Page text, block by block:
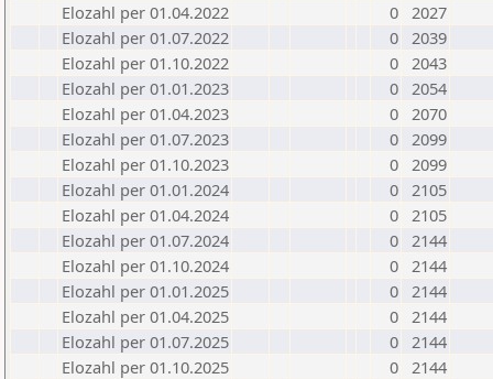
Elozahl per 01.04.2022
0 2027
Elozahl per 01.07.2022
0 2039
Elozahl per 01.10.2022
0 2043
Elozahl per 01.01.2023
0 2054
Elozahl per 01.04.2023
0 2070
Elozahl per 01.07.2023
0 2099
Elozahl per 01.10.2023
0 2099
Elozahl per 01.01.2024
0 2105
Elozahl per 01.04.2024
0 2105
Elozahl per 01.07.2024
0 2144
Elozahl per 01.10.2024
0 2144
Elozahl per 01.01.2025
0 2144
Elozahl per 01.04.2025
0 2144
Elozahl per 01.07.2025
0 2144
Elozahl per 01.10.2025
0 2144